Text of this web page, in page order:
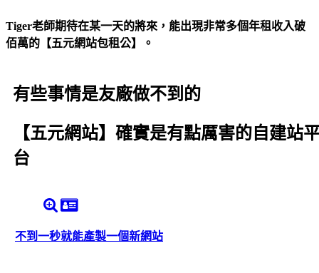
Tiger老師期待在某一天的將來，能出現非常多個年租收入破
佰萬的【五元網站包租公】。
有些事情是友廠做不到的
【五元網站】確實是有點厲害的自建站
台
不到一秒就能產製一個新網站